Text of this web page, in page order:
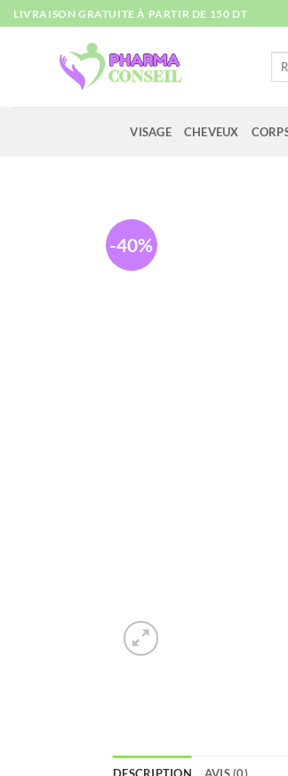
Passer
au
LIVRAISON GRATUITE À PARTIR DE 150 DT
VISAGE CHEVEUX
-40%